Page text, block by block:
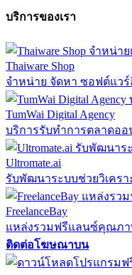
บริการของเรา
Thaiware Shop
จำหน่าย จัดหา ซอฟต์แว
TumWai Digital Agency
บริการรับทำการตลาดออ
Ultromate.ai
รับพัฒนาระบบช่วยวิเคร
FreelanceBay
แหล่งรวมฟรีแลนซ์คุณภ
ติดต่อโฆษณาบน